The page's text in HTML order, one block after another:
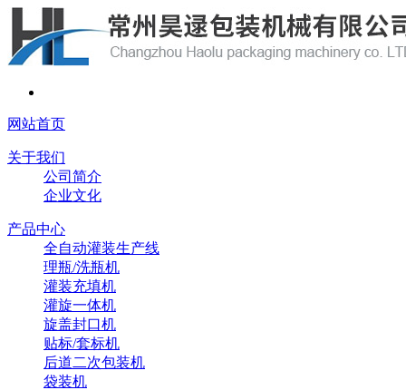
网站首页
关于我们
公司简介
企业文化
产品中心
全自动灌装生产线
理瓶/洗瓶机
灌装充填机
灌旋一体机
旋盖封口机
贴标/套标机
后道二次包装机
袋装机